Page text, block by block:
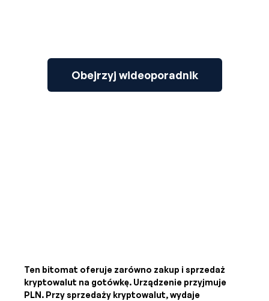
Obejrzyj wideoporadnik
Ten bitomat oferuje zarówno zakup i sprzedaż
kryptowalut na gotówkę. Urządzenie przyjmuje
PLN. Przy sprzedaży kryptowalut, wydaje